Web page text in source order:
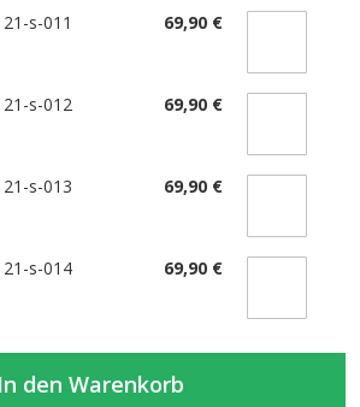
s-011 69,90 €
s-012 69,90 €
s-013 69,90 €
s-014 69,90 €
In den Warenkorb